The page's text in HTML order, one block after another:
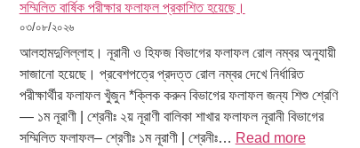
সম্মিলিত বার্ষিক পরীক্ষার ফলাফল প্রকাশিত হয়েছে।
০৩/০৮/২০২৬
আলহামদুলিল্লাহ। নূরানী ও হিফজ বিভাগের ফলাফল রোল নম্বর অনুযায়ী
সাজানো হয়েছে। প্রবেশপত্রে প্রদত্ত রোল নম্বর দেখে নির্ধারিত
পরীক্ষার্থীর ফলাফল খুঁজুন *ক্লিক করুন বিভাগের ফলাফল জন্য শিশু শ্রেণি
— ১ম নূরাণী | শ্রেনীঃ ২য় নূরাণী বালিকা শাখার ফলাফল নূরানী বিভাগের
সম্মিলিত ফলাফল– শ্রেণীঃ ১ম নূরাণী | শ্রেনীঃ… Read more